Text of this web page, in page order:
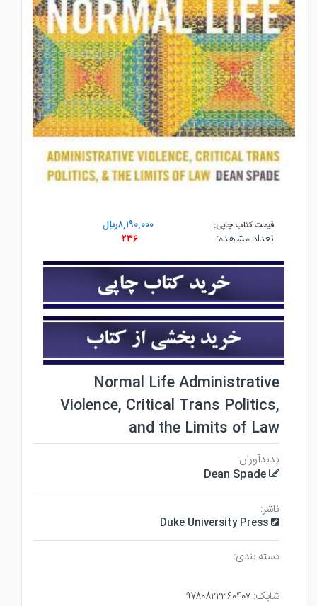
قیمت کتاب چاپی:
۸,۱۹۰,۰۰۰ريال
تعداد مشاهده:
۲۳۶
Normal Life Administrative
Violence, Critical Trans Politics,
and the Limits of Law
پدیدآوران:
Dean Spade
ناشر:
Duke University Press
دسته بندی:
شابک: ۹۷۸۰۸۲۲۳۶۰۴۰۷